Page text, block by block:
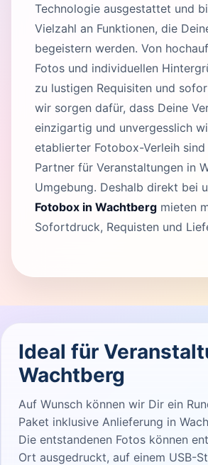
Technologie ausgestattet und
Vielzahl an Funktionen, die
begeistern werden. Von
Fotos und individuellen
zu lustigen Requisiten und
wir sorgen dafür, dass Deine
einzigartig und unvergesslich
etablierter Fotobox-Verleih
Partner für Veranstaltungen in
Umgebung. Deshalb direkt bei
Fotobox in Wachtberg mieten
Sofortdruck, Requisten und
Ideal für
Wachtberg
Auf Wunsch können wir Dir ein
Paket inklusive Anlieferung in
Die entstandenen Fotos können
Ort ausgedruckt, auf einem USB-